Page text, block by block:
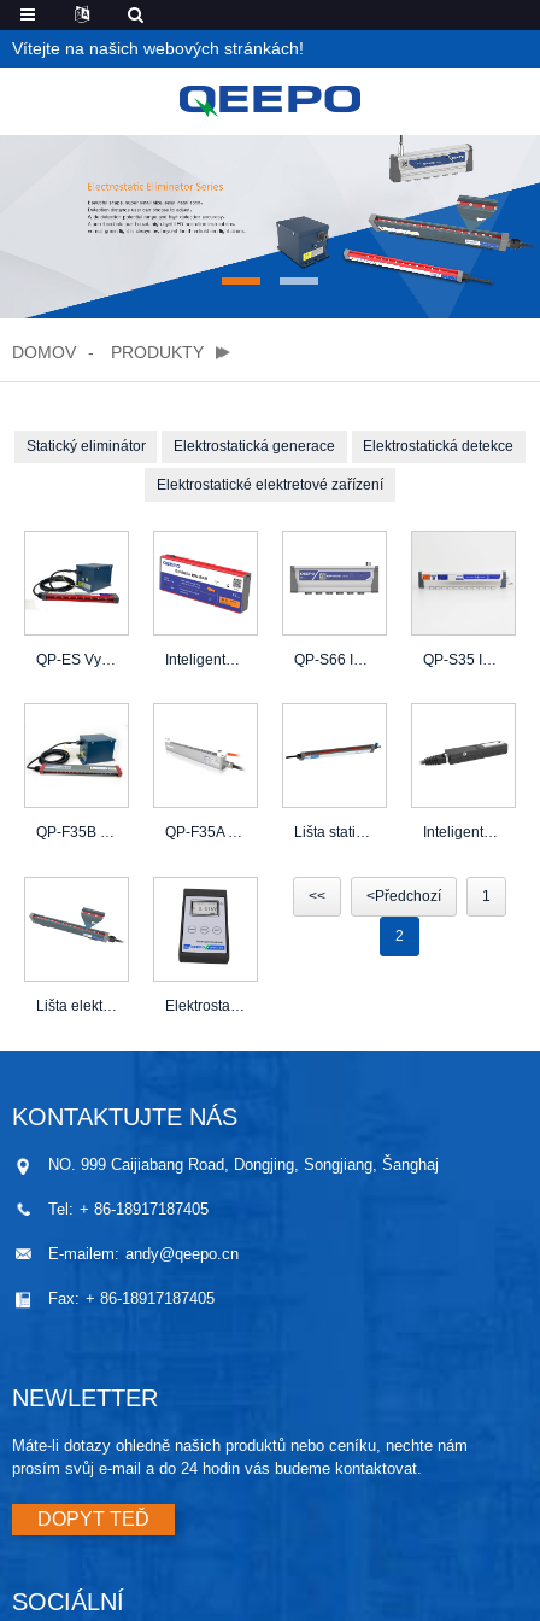
Vítejte na našich webových stránkách!
DOMOV PRODUKTY
Statický eliminátor Elektrostatická generace Elektrostatická detekce
Elektrostatické elektretové zařízení
QP-ES Vysoce účinný a bezpečnostní statický eliminátor Inteligentní lišta statického eliminátoru QP-S66-I QP-S66 Integrovaná inteligentní lišta statického eliminátoru QP-S35 Inteligentní nastavitelná lišta statického eliminátoru
QP-F35B Nevýbušný statický eliminátor QP-F35A Výbušná statická eliminátorová tyč Lišta statického eliminátoru vzduchu QP-E30-I Inteligentní elektrostatický senzor QP-C01
Lišta elektrostatického generátoru QP-V66 pro elektrostatickou adsorpci Elektrostatický měřič statického pole QP-ESD201
<< <Předchozí 1
2
KONTAKTUJTE NÁS
NO. 999 Caijiabang Road, Dongjing, Songjiang, Šanghaj
Tel: + 86-18917187405
E-mailem: andy@qeepo.cn
Fax: + 86-18917187405
NEWLETTER
Máte-li dotazy ohledně našich produktů nebo ceníku, nechte nám
prosím svůj e-mail a do 24 hodin vás budeme kontaktovat.
DOPYT TEĎ
SOCIÁLNÍ